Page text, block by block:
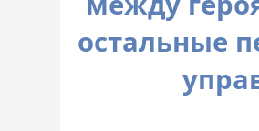
остальные